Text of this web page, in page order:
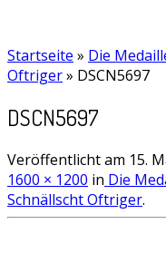
Startseite » Die
Oftriger» DSCN5697
DSCN5697
Veröffentlicht am 15.
1600 × 1200 in Die
Schnällscht Oftriger.